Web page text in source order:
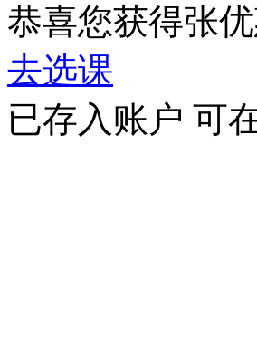
恭喜您获得张
去选课
已存入账户 可